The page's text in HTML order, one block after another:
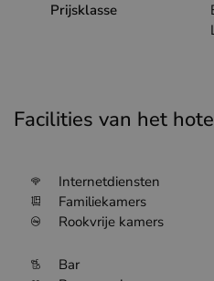
Prijsklasse
Facilities van het
Internetdiensten
Familiekamers
Rookvrije kamers
Bar